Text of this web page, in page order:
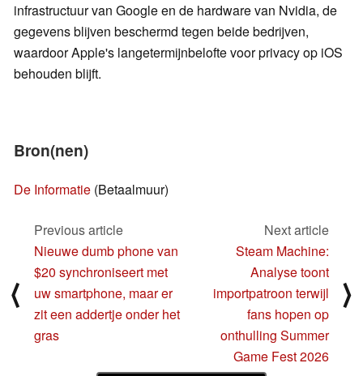
infrastructuur van Google en de hardware van Nvidia, de
gegevens blijven beschermd tegen beide bedrijven,
waardoor Apple's langetermijnbelofte voor privacy op iOS
behouden blijft.
Bron(nen)
De Informatie (Betaalmuur)
⟨
Previous article
Nieuwe dumb phone van
$20 synchroniseert met
uw smartphone, maar er
zit een addertje onder het
gras
Next article
Steam Machine:
Analyse toont
importpatroon terwijl
fans hopen op
onthulling Summer
Game Fest 2026
⟩